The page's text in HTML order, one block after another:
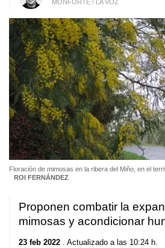
MONFORTE / LA VOZ
Floración de mimosas en la ribera del Miño, en el
ROI FERNÁNDEZ
Proponen combatir la
mimosas y acondicionar
23 feb 2022 . Actualizado a las 10:24 h.